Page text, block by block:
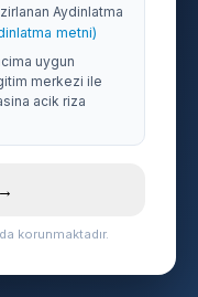
Aydinlatma
metni)
uygun
merkezi ile
acik riza
korunmaktadır.